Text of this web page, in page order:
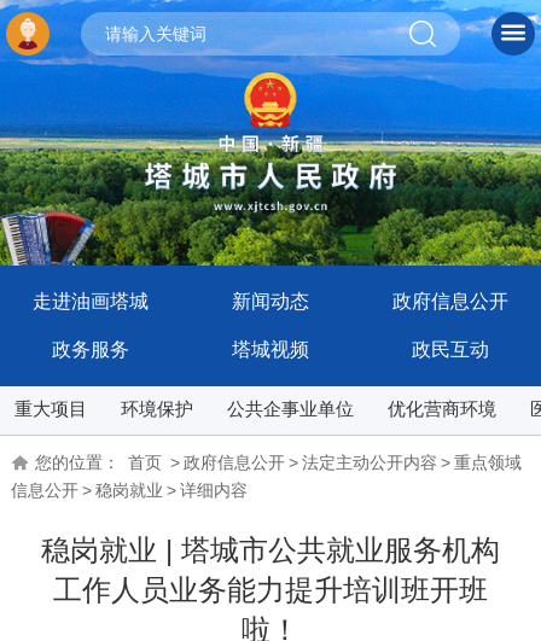
走进油画塔城 新闻动态 政府信息公开
政务服务 塔城视频 政民互动
重大项目 环境保护 公共企事业单位 优化营商环境
您的位置： 首页 >政府信息公开>法定主动公开内容 >重点领域
信息公开>稳岗就业 >详细内容
稳岗就业 | 塔城市公共就业服务机构
工作人员业务能力提升培训班开班
啦！